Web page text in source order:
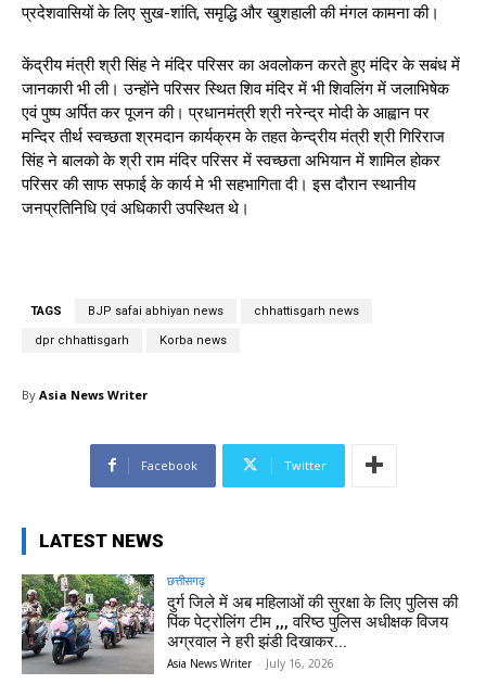
प्रदेशवासियों के लिए सुख-शांति, समृद्धि और खुशहाली की मंगल कामना की।
केंद्रीय मंत्री श्री सिंह ने मंदिर परिसर का अवलोकन करते हुए मंदिर के सबंध में
जानकारी भी ली। उन्होंने परिसर स्थित शिव मंदिर में भी शिवलिंग में जलाभिषेक
एवं पुष्प अर्पित कर पूजन की। प्रधानमंत्री श्री नरेन्द्र मोदी के आह्वान पर
मन्दिर तीर्थ स्वच्छता श्रमदान कार्यक्रम के तहत केन्द्रीय मंत्री श्री गिरिराज
सिंह ने बालको के श्री राम मंदिर परिसर में स्वच्छता अभियान में शामिल होकर
परिसर की साफ सफाई के कार्य मे भी सहभागिता दी। इस दौरान स्थानीय
जनप्रतिनिधि एवं अधिकारी उपस्थित थे।
TAGS BJP safai abhiyan news chhattisgarh news
dpr chhattisgarh Korba news
By Asia News Writer
Facebook Twitter
LATEST NEWS
छत्तीसगढ़
दुर्ग जिले में अब महिलाओं की सुरक्षा के लिए पुलिस की
पिंक पेट्रोलिंग टीम ,,, वरिष्ठ पुलिस अधीक्षक विजय
अग्रवाल ने हरी झंडी दिखाकर...
Asia News Writer - July 16, 2026